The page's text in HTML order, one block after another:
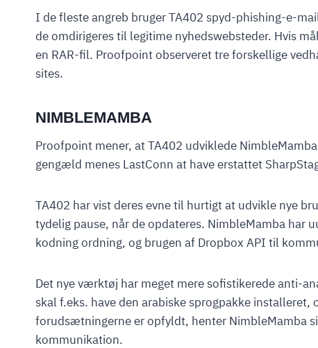
I de fleste angreb bruger TA402 spyd-phishing-e-
de omdirigeres til legitime nyhedswebsteder. Hvis
en RAR-fil. Proofpoint observeret tre forskellige
sites.
NIMBLEMAMBA
Proofpoint mener, at TA402 udviklede
gengæld menes LastConn at have erstattet
TA402 har vist deres evne til hurtigt at udvikle nye
tydelig pause, når de opdateres. NimbleMamba har
kodning ordning, og brugen af Dropbox API til
Det nye værktøj har meget mere sofistikerede anti-
skal f.eks. have den arabiske sprogpakke
forudsætningerne er opfyldt, henter NimbleMamba
kommunikation.